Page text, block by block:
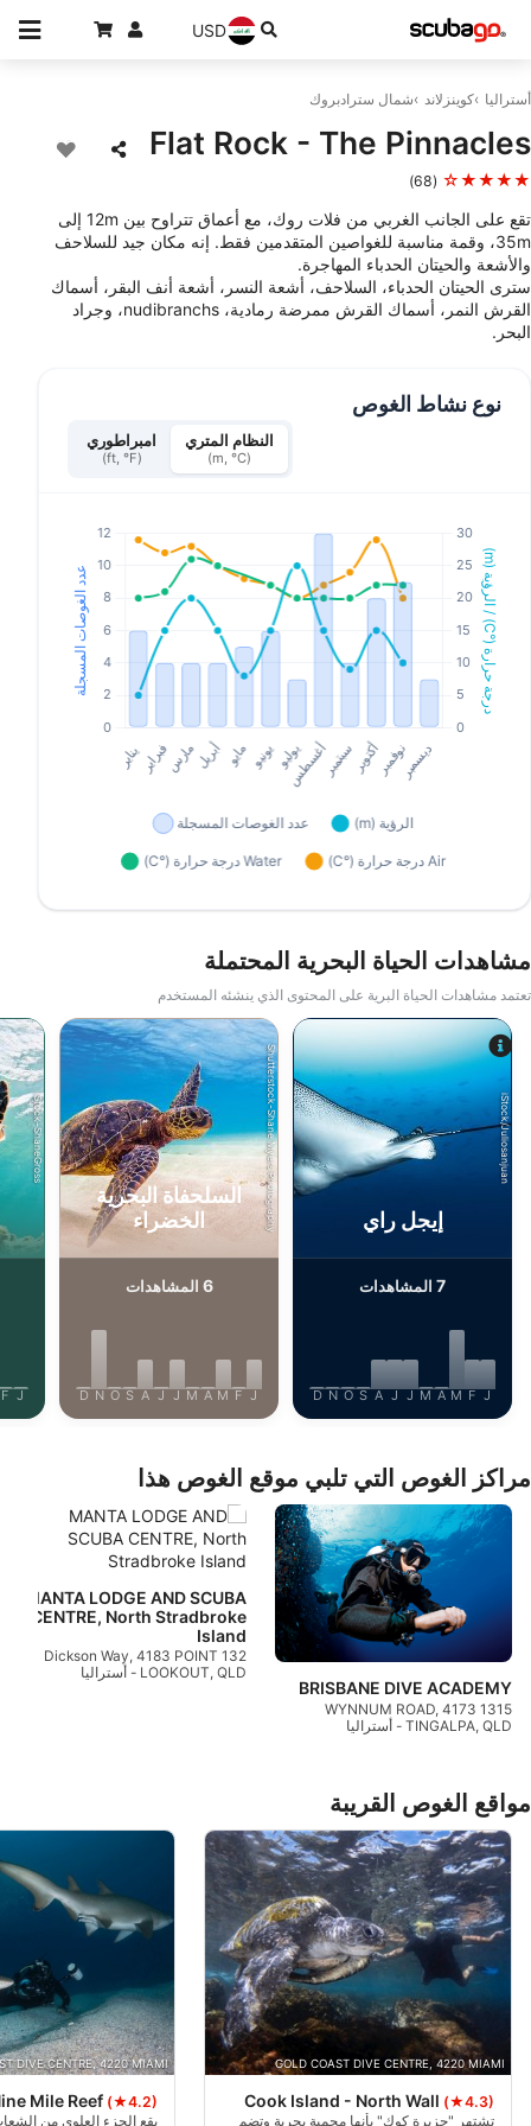
USD
أستراليا كوينزلاند شمال سترادبروك
Flat Rock - The Pinnacles
★★★★☆
(68)
تقع على الجانب الغربي من فلات روك، مع أعماق تتراوح بين 12m إلى
35m، وقمة مناسبة للغواصين المتقدمين فقط. إنه مكان جيد للسلاحف
والأشعة والحيتان الحدباء المهاجرة.
سترى الحيتان الحدباء، السلاحف، أشعة النسر، أشعة أنف البقر، أسماك
القرش النمر، أسماك القرش ممرضة رمادية، nudibranchs، وجراد
البحر.
نوع نشاط الغوص
النظام المتري
(m, °C)
امبراطوري
(ft, °F)
مشاهدات الحياة البحرية المحتملة
تعتمد مشاهدات الحياة البرية على المحتوى الذي ينشئه المستخدم
iStock/Juliosanjuan
إيجل راي
7 المشاهدات
J
F
M
A
M
J
J
A
S
O
N
D
Shutterstock-Shane Myers Photography
السلحفاة البحرية
الخضراء
6 المشاهدات
J
F
M
A
M
J
J
A
S
O
N
D
iStock-ShaneGross
J
F
مراكز الغوص التي تلبي موقع الغوص هذا
BRISBANE DIVE ACADEMY
1315 WYNNUM ROAD, 4173
TINGALPA, QLD - أستراليا
MANTA LODGE AND SCUBA
CENTRE, North Stradbroke
Island
132 Dickson Way, 4183 POINT
LOOKOUT, QLD - أستراليا
مواقع الغوص القريبة
GOLD COAST DIVE CENTRE, 4220 MIAMI
Cook Island - North Wall (★4.3)
تشتهر "جزيرة كوك" بأنها محمية بحرية وتضم
DIVE CENTRE, 4220 MIAMI
Mile Reef (★4.2)
يقع الجزء العلوي من